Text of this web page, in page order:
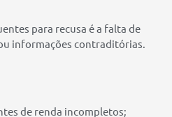
para recusa é a falta de
informações contraditórias.
de renda incompletos;